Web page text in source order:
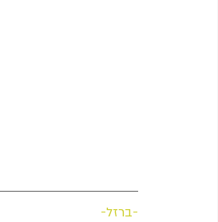
-ברזל-